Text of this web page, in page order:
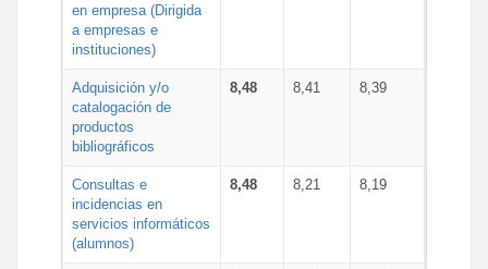
en empresa (Dirigida
a empresas e
instituciones)
Adquisición y/o
catalogación de
productos
bibliográficos
8,48 8,41 8,39
Consultas e
incidencias en
servicios informáticos
(alumnos)
8,48 8,21 8,19